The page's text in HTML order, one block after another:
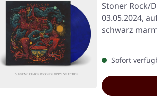
Stoner Rock/
03.05.2024,
schwarz
Sofort